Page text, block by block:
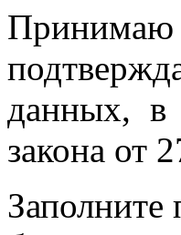
данных, в
закона от
Заполните